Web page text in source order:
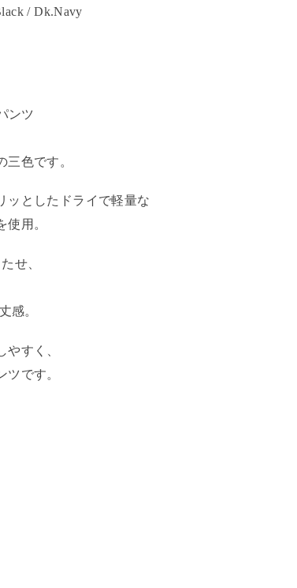
ンツ
色です。
ッとしたドライで軽量な
用。
せ、
感。
すく、
です。